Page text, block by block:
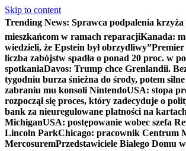
Skip to content
Trending News: Sprawca podpalenia
mieszkańcom w ramach reparacjiKanada:
wiedzieli, że Epstein był obrzydliwy”
liczba zabójstw spadła o ponad 20 proc. w
spotkaniaDavos: Trump chce Grenlandii.
tygodniu burza śnieżna do środy, potem
zabraniu mu konsoli NintendoUSA: stopa
rozpoczął się proces, który zadecyduje o
bank za nieuregulowane płatności na kartach
MichiganUSA: postępowanie wobec szefa
Lincoln ParkChicago: pracownik Centrum
MercosuremPrzedstawiciele Białego Domu